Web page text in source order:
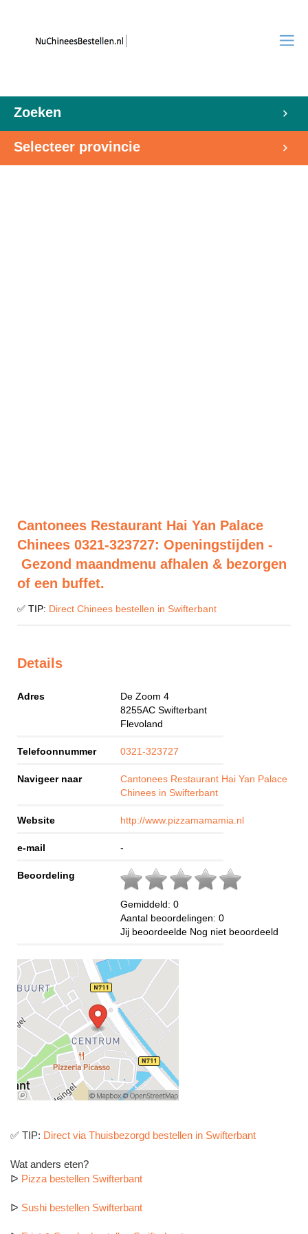
Zoeken
Selecteer provincie
Cantonees Restaurant Hai Yan Palace
Chinees 0321-323727: Openingstijden -
Gezond maandmenu afhalen & bezorgen
of een buffet.
✅ TIP: Direct Chinees bestellen in Swifterbant
Details
Adres
De Zoom 4
8255AC Swifterbant
Flevoland
Telefoonnummer 0321-323727
Navigeer naar
Cantonees Restaurant Hai Yan Palace
Chinees in Swifterbant
Website http://www.pizzamamamia.nl
e-mail -
Beoordeling
Gemiddeld: 0
Aantal beoordelingen: 0
Jij beoordeelde Nog niet beoordeeld
✅ TIP: Direct via Thuisbezorgd bestellen in Swifterbant
Wat anders eten?
ᐅ Pizza bestellen Swifterbant
ᐅ Sushi bestellen Swifterbant